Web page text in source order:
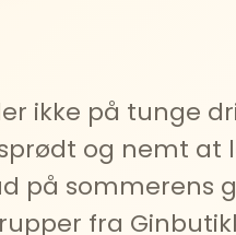
ikke på tunge
og nemt at
på sommerens
fra